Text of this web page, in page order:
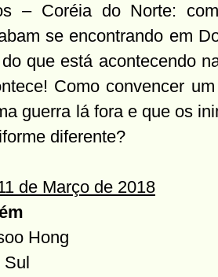
– Coréia do Norte:
se encontrando em
que está acontecendo
Como convencer
guerra lá fora e que os
diferente?
de Março de 2018
Hong
Sul